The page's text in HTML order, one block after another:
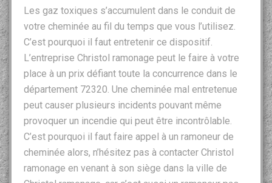
Les gaz toxiques s’accumulent dans le conduit de
votre cheminée au fil du temps que vous l’utilisez.
C’est pourquoi il faut entretenir ce dispositif.
L’entreprise Christol ramonage peut le faire à votre
place à un prix défiant toute la concurrence dans le
département 72320. Une cheminée mal entretenue
peut causer plusieurs incidents pouvant même
provoquer un incendie qui peut être incontrôlable.
C’est pourquoi il faut faire appel à un ramoneur de
cheminée alors, n’hésitez pas à contacter Christol
ramonage en venant à son siège dans la ville de